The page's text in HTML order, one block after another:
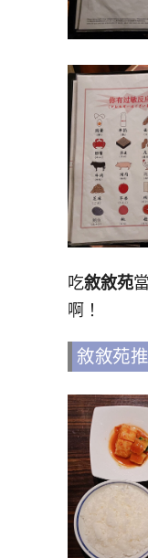
吃敘敘苑
啊！
敘敘苑